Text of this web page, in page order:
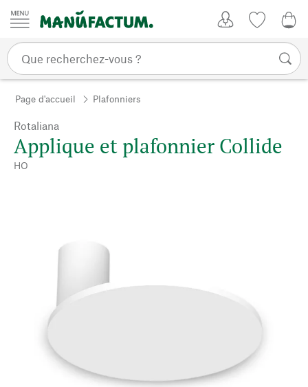
Passer au contenu
Page d'accueil Plafonniers
Rotaliana
Applique et plafonnier Collide
HO